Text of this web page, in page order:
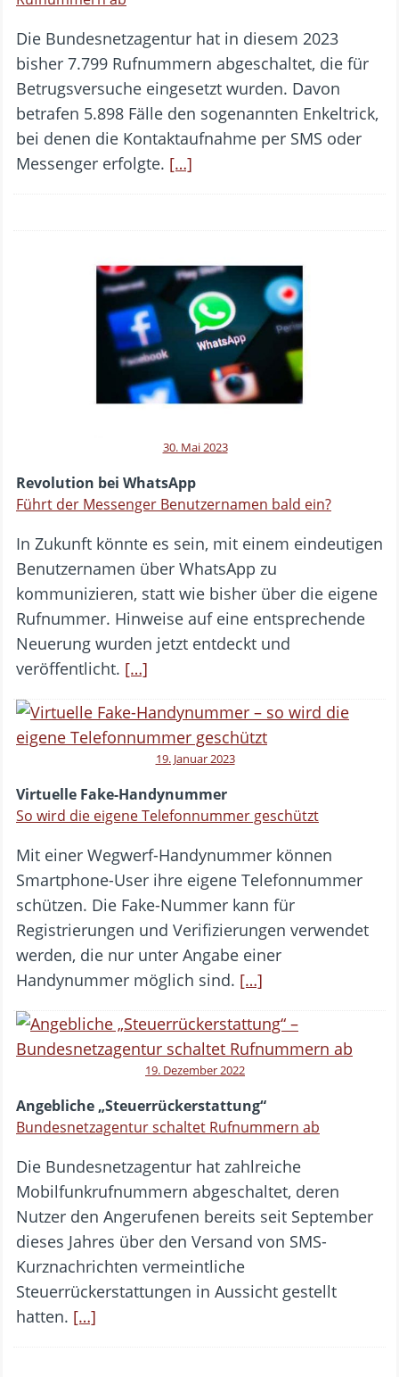
Die Bundesnetzagentur hat in diesem 2023
bisher 7.799 Rufnummern abgeschaltet, die für
Betrugsversuche eingesetzt wurden. Davon
betrafen 5.898 Fälle den sogenannten Enkeltrick,
bei denen die Kontaktaufnahme per SMS oder
Messenger erfolgte. […]
30. Mai 2023
Revolution bei WhatsApp
Führt der Messenger Benutzernamen bald ein?
In Zukunft könnte es sein, mit einem eindeutigen
Benutzernamen über WhatsApp zu
kommunizieren, statt wie bisher über die eigene
Rufnummer. Hinweise auf eine entsprechende
Neuerung wurden jetzt entdeckt und
veröffentlicht. […]
19. Januar 2023
Virtuelle Fake-Handynummer
So wird die eigene Telefonnummer geschützt
Mit einer Wegwerf-Handynummer können
Smartphone-User ihre eigene Telefonnummer
schützen. Die Fake-Nummer kann für
Registrierungen und Verifizierungen verwendet
werden, die nur unter Angabe einer
Handynummer möglich sind. […]
19. Dezember 2022
Angebliche „Steuerrückerstattung“
Bundesnetzagentur schaltet Rufnummern ab
Die Bundesnetzagentur hat zahlreiche
Mobilfunkrufnummern abgeschaltet, deren
Nutzer den Angerufenen bereits seit September
dieses Jahres über den Versand von SMS-
Kurznachrichten vermeintliche
Steuerrückerstattungen in Aussicht gestellt
hatten. […]